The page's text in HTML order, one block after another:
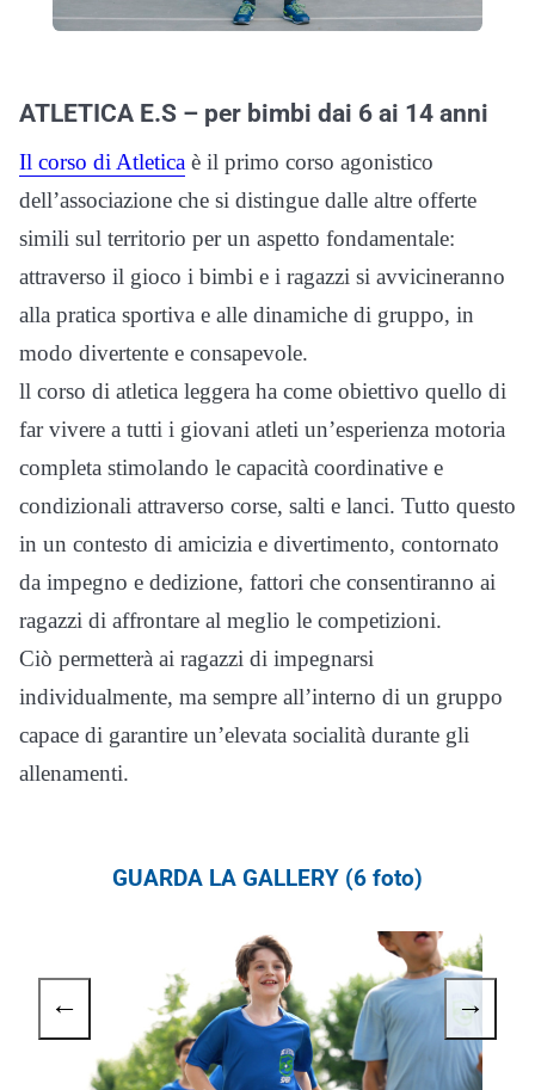
ATLETICA E.S – per bimbi dai 6 ai 14 anni
Il corso di Atletica è il primo corso agonistico
dell’associazione che si distingue dalle altre offerte
simili sul territorio per un aspetto fondamentale:
attraverso il gioco i bimbi e i ragazzi si avvicineranno
alla pratica sportiva e alle dinamiche di gruppo, in
modo divertente e consapevole.
ll corso di atletica leggera ha come obiettivo quello di
far vivere a tutti i giovani atleti un’esperienza motoria
completa stimolando le capacità coordinative e
condizionali attraverso corse, salti e lanci. Tutto questo
in un contesto di amicizia e divertimento, contornato
da impegno e dedizione, fattori che consentiranno ai
ragazzi di affrontare al meglio le competizioni.
Ciò permetterà ai ragazzi di impegnarsi
individualmente, ma sempre all’interno di un gruppo
capace di garantire un’elevata socialità durante gli
allenamenti.
GUARDA LA GALLERY (6 foto)
← →